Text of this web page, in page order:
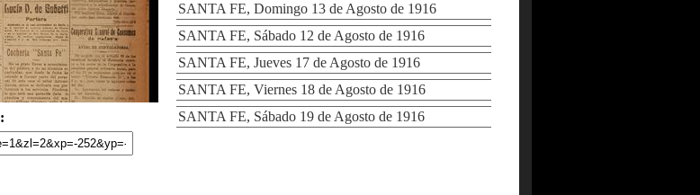
SANTA FE, Domingo 13 de Agosto de 1916
SANTA FE, Sábado 12 de Agosto de 1916
SANTA FE, Jueves 17 de Agosto de 1916
SANTA FE, Viernes 18 de Agosto de 1916
SANTA FE, Sábado 19 de Agosto de 1916